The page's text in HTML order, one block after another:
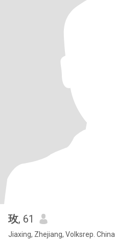
玫, 61
Jiaxing, Zhejiang, Volksrep. China